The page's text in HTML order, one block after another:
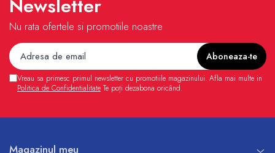
Newsletter
Nu rata ofertele si promotiile noastre
Vreau sa primesc primul newsletter cu promotiile magazinului. Afla mai multe in
Politica de Confidentialitate Te poți dezabona oricând.
Magazinul meu